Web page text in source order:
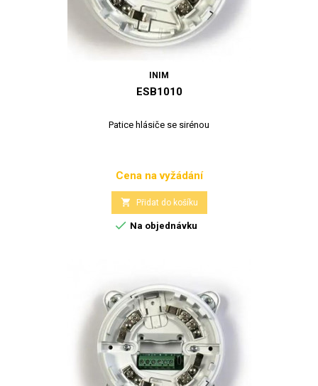
INIM
ESB1010
Patice hlásiče se sirénou
Cena
Cena na vyžádání
 Přidat do košíku
 Na objednávku